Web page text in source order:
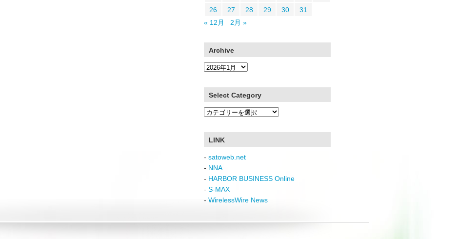
26
27 28 29 30
31
« 12月
2月 »
Archive
Archive
Select Category
Select
LINK
- satoweb.net
- NNA
- HARBOR BUSINESS Online
- S-MAX
- WirelessWire News